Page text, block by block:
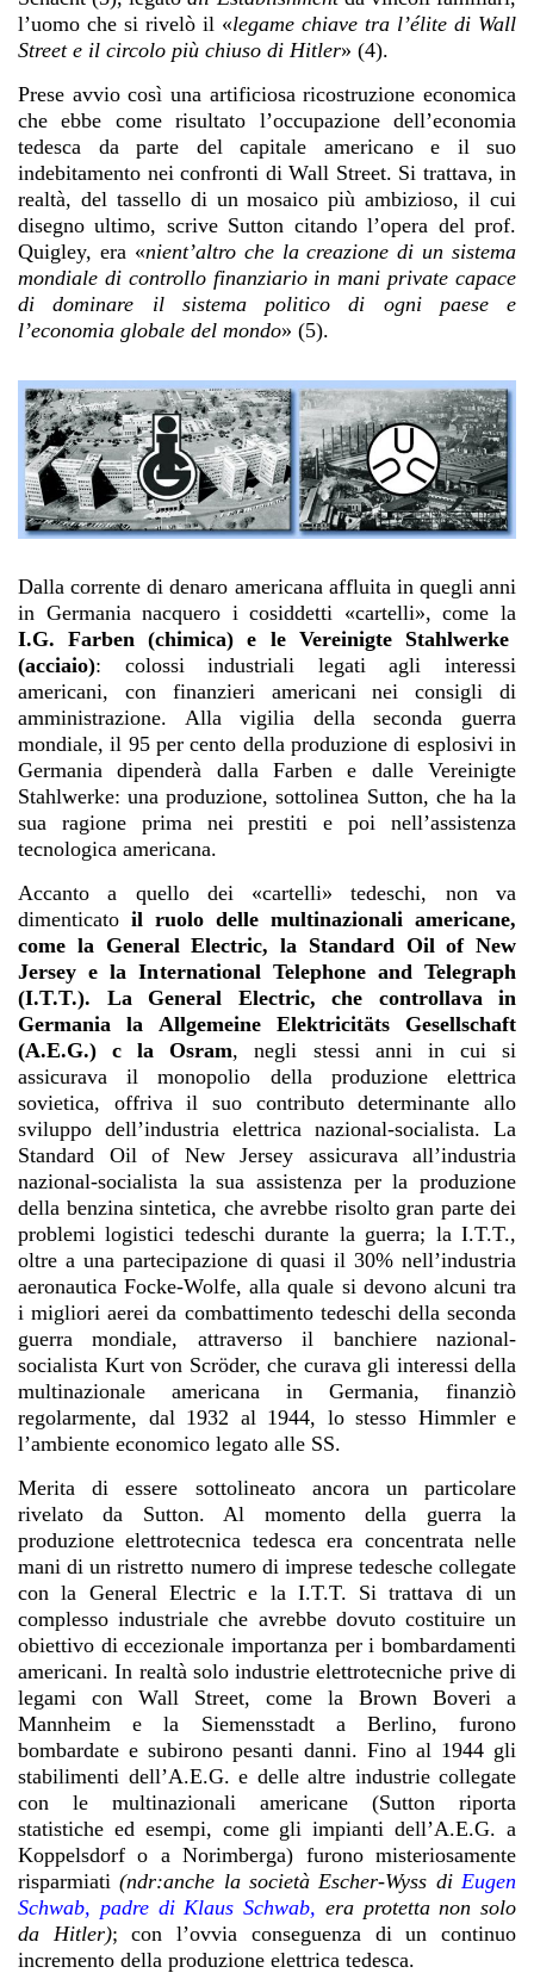
l’uomo che si rivelò il «legame chiave tra l’élite di Wall
Street e il circolo più chiuso di Hitler» (4).
Prese avvio così una artificiosa ricostruzione economica
che ebbe come risultato l’occupazione dell’economia
tedesca da parte del capitale americano e il suo
indebitamento nei confronti di Wall Street. Si trattava, in
realtà, del tassello di un mosaico più ambizioso, il cui
disegno ultimo, scrive Sutton citando l’opera del prof.
Quigley, era «nient’altro che la creazione di un sistema
mondiale di controllo finanziario in mani private capace
di dominare il sistema politico di ogni paese e
l’economia globale del mondo» (5).
Dalla corrente di denaro americana affluita in quegli anni
in Germania nacquero i cosiddetti «cartelli», come la
I.G. Farben
(chimica) e le Vereinigte Stahlwerke
(acciaio): colossi industriali legati agli interessi
americani, con finanzieri americani nei consigli di
amministrazione. Alla vigilia della seconda guerra
mondiale, il 95 per cento della produzione di esplosivi in
Germania dipenderà dalla Farben e dalle Vereinigte
Stahlwerke: una produzione, sottolinea Sutton, che ha la
sua ragione prima nei prestiti e poi nell’assistenza
tecnologica americana.
Accanto a quello dei «cartelli» tedeschi, non va
dimenticato il ruolo delle multinazionali americane,
come la General Electric, la Standard Oil of New
Jersey e la International Telephone and Telegraph
(I.T.T.). La General Electric, che controllava in
Germania la Allgemeine Elektricitäts Gesellschaft
(A.E.G.) c la Osram, negli stessi anni in cui si
assicurava il monopolio della produzione elettrica
sovietica, offriva il suo contributo determinante allo
sviluppo dell’industria elettrica nazional-socialista. La
Standard Oil of New Jersey assicurava all’industria
nazional-socialista la sua assistenza per la produzione
della benzina sintetica, che avrebbe risolto gran parte dei
problemi logistici tedeschi durante la guerra; la I.T.T.,
oltre a una partecipazione di quasi il 30% nell’industria
aeronautica Focke-Wolfe, alla quale si devono alcuni tra
i migliori aerei da combattimento tedeschi della seconda
guerra mondiale, attraverso il banchiere nazional-
socialista Kurt von Scröder, che curava gli interessi della
multinazionale americana in Germania, finanziò
regolarmente, dal 1932 al 1944, lo stesso Himmler e
l’ambiente economico legato alle SS.
Merita di essere sottolineato ancora un particolare
rivelato da Sutton. Al momento della guerra la
produzione elettrotecnica tedesca era concentrata nelle
mani di un ristretto numero di imprese tedesche collegate
con la General Electric e la I.T.T. Si trattava di un
complesso industriale che avrebbe dovuto costituire un
obiettivo di eccezionale importanza per i bombardamenti
americani. In realtà solo industrie elettrotecniche prive di
legami con Wall Street, come la Brown Boveri a
Mannheim e la Siemensstadt a Berlino, furono
bombardate e subirono pesanti danni. Fino al 1944 gli
stabilimenti dell’A.E.G. e delle altre industrie collegate
con le multinazionali americane (Sutton riporta
statistiche ed esempi, come gli impianti dell’A.E.G. a
Koppelsdorf o a Norimberga) furono misteriosamente
risparmiati (ndr:anche la società Escher-Wyss di Eugen
Schwab, padre di Klaus Schwab, era protetta non solo
da Hitler); con l’ovvia conseguenza di un continuo
incremento della produzione elettrica tedesca.